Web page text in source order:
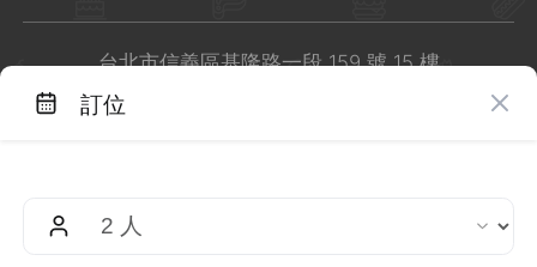
訂位
台北市信義區基隆路一段 159 號 15 樓